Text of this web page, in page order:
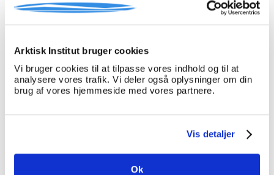
Arktisk Institut bruger cookies
Vi bruger cookies til at tilpasse vores indhold og til at
analysere vores trafik. Vi deler også oplysninger om din
brug af vores hjemmeside med vores partnere.
Vis detaljer
Ok
breve
postvæsen
1
3
rationeringskort